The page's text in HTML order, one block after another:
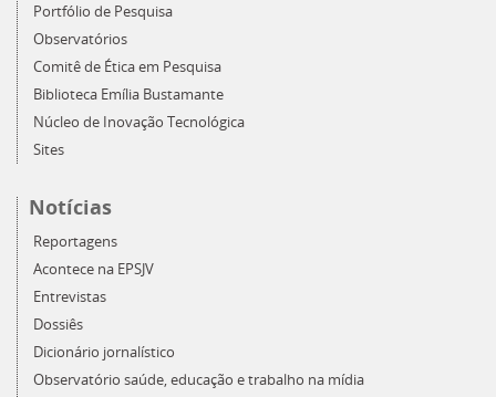
Portfólio de Pesquisa
Observatórios
Comitê de Ética em Pesquisa
Biblioteca Emília Bustamante
Núcleo de Inovação Tecnológica
Sites
Notícias
Reportagens
Acontece na EPSJV
Entrevistas
Dossiês
Dicionário jornalístico
Observatório saúde, educação e trabalho na mídia